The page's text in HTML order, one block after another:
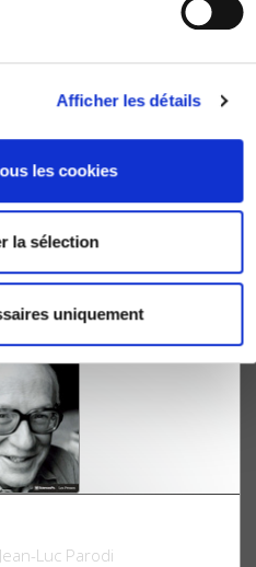
Afficher les détails
les cookies
la sélection
uniquement
Luc Parodi